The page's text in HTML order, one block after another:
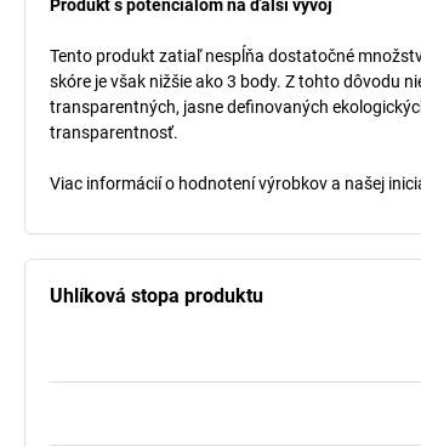
Produkt s potenciálom na ďalší vývoj
Tento produkt zatiaľ nespĺňa dostatočné
skóre je však nižšie ako 3 body. Z tohto dôvodu
transparentných, jasne definovaných
transparentnosť.
Viac informácií o hodnotení výrobkov a našej
Uhlíková stopa produktu